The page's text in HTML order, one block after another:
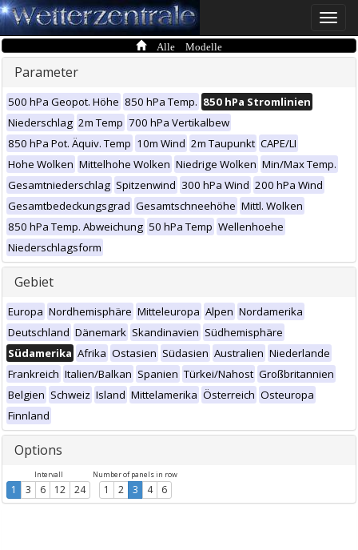
Toggle
Alle Modelle
Parameter
500 hPa Geopot. Höhe 850 hPa Temp. 850 hPa Stromlinien
Niederschlag 2m Temp 700 hPa Vertikalbew
850 hPa Pot. Äquiv. Temp 10m Wind 2m Taupunkt CAPE/LI
Hohe Wolken Mittelhohe Wolken Niedrige Wolken Min/Max Temp.
Gesamtniederschlag Spitzenwind 300 hPa Wind 200 hPa Wind
Gesamtbedeckungsgrad Gesamtschneehöhe Mittl. Wolken
850 hPa Temp. Abweichung 50 hPa Temp Wellenhoehe
Niederschlagsform
Gebiet
Europa Nordhemisphäre Mitteleuropa Alpen Nordamerika
Deutschland Dänemark Skandinavien Südhemisphäre
Südamerika Afrika Ostasien Südasien Australien Niederlande
Frankreich Italien/Balkan Spanien Türkei/Nahost Großbritannien
Belgien Schweiz Island Mittelamerika Österreich Osteuropa
Finnland
Options
Intervall
1 3 6 12 24
Number of panels in row
1 2 3 4 6